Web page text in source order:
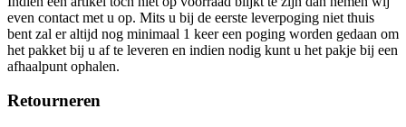
even contact met u op. Mits u bij de eerste leverpoging niet thuis
bent zal er altijd nog minimaal 1 keer een poging worden gedaan om
het pakket bij u af te leveren en indien nodig kunt u het pakje bij een
afhaalpunt ophalen.
Retourneren